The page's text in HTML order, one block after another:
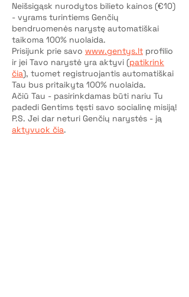
Neišsigąsk nurodytos bilieto kainos (€10)
- vyrams turintiems Genčių
bendruomenės narystę automatiškai
taikoma 100% nuolaida.
Prisijunk prie savo www.gentys.lt profilio
ir jei Tavo narystė yra aktyvi (patikrink
čia), tuomet registruojantis automatiškai
Tau bus pritaikyta 100% nuolaida.
Ačiū Tau - pasirinkdamas būti nariu Tu
padedi Gentims tęsti savo socialinę misiją!
P.S. Jei dar neturi Genčių narystės - ją
aktyvuok čia.